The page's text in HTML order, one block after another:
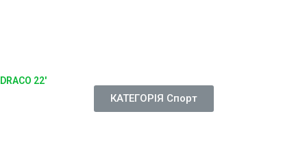
DRACO 22'
КАТЕГОРІЯ Спорт